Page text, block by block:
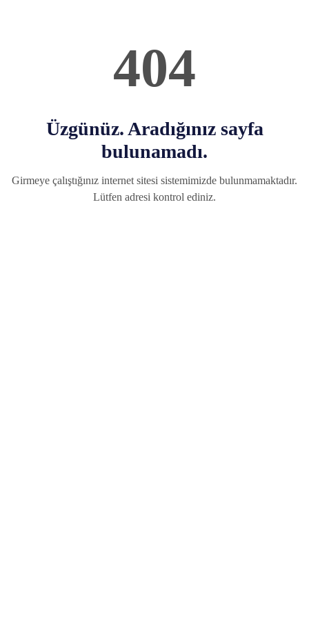
404
Üzgünüz. Aradığınız sayfa
bulunamadı.
Girmeye çalıştığınız internet sitesi sistemimizde bulunmamaktadır.
Lütfen adresi kontrol ediniz.